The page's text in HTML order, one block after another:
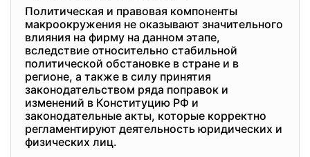
Политическая и правовая компоненты
макроокружения не оказывают значительного
влияния на фирму на данном этапе,
вследствие относительно стабильной
политической обстановке в стране и в
регионе, а также в силу принятия
законодательством ряда поправок и
изменений в Конституцию РФ и
законодательные акты, которые корректно
регламентируют деятельность юридических и
физических лиц.